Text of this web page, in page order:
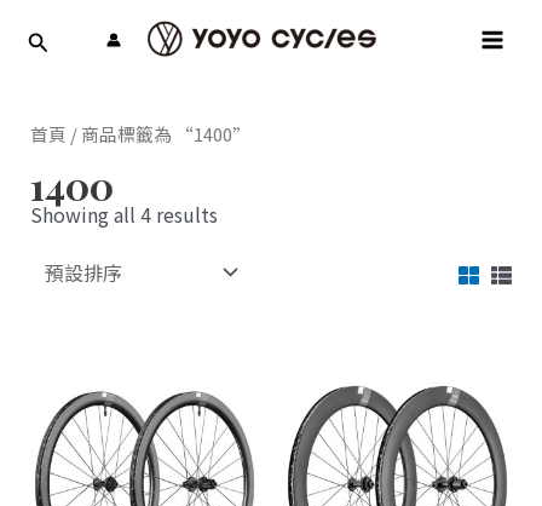
首頁 / 商品標籤為 “1400”
1400
Showing all 4 results